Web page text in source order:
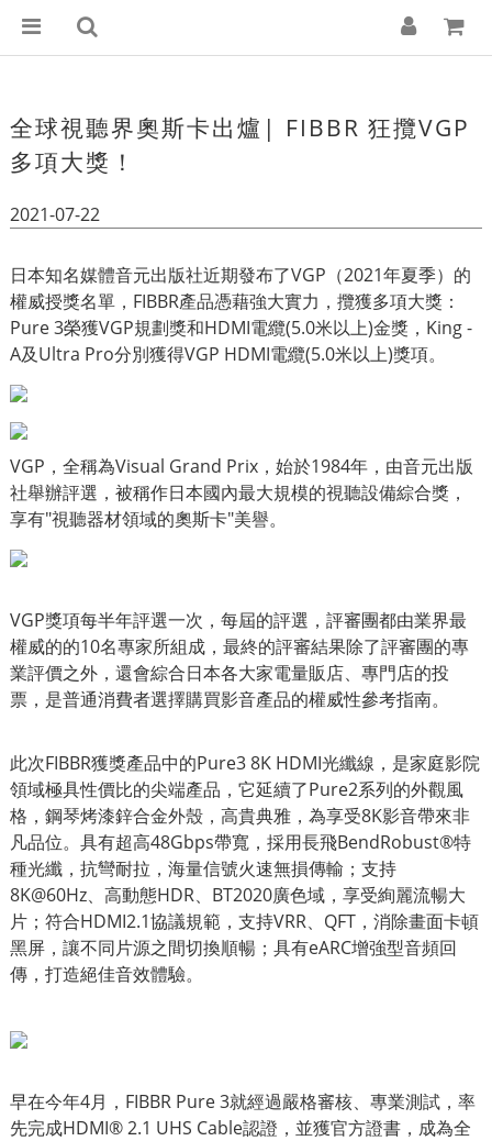
全球視聽界奧斯卡出爐| FIBBR 狂攬VGP
多項大獎！
2021-07-22
日本知名媒體音元出版社近期發布了VGP（2021年夏季）的
權威授獎名單，FIBBR產品憑藉強大實力，攬獲多項大獎：
Pure 3榮獲VGP規劃獎和HDMI電纜(5.0米以上)金獎，King -
A及Ultra Pro分別獲得VGP HDMI電纜(5.0米以上)獎項。
VGP，全稱為Visual Grand Prix​​，始於1984年，由音元出版
社舉辦評選，被稱作日本國內最大規模的視聽設備綜合獎，
享有"視聽器材領域的奧斯卡"美譽。
VGP獎項每半年評選一次，每屆的評選，評審團都由業界最
權威的的10名專家所組成，最終的評審結果除了評審團的專
業評價之外，還會綜合日本各大家電量販店、專門店的投
票，是普通消費者選擇購買影音產品的權威性參考指南。
此次FIBBR獲獎產品中的Pure3 8K HDMI光纖線，是家庭影院
領域極具性價比的尖端產品，它延續了Pure2系列的外觀風
格，鋼琴烤漆鋅合金外殼，高貴典雅，為享受8K影音帶來非
凡品位。具有超高48Gbps帶寬，採用長飛BendRobust®特
種光纖，抗彎耐拉，海量信號火速無損傳輸；支持
8K@60Hz、高動態HDR、BT2020廣色域，享受絢麗流暢大
片；符合HDMI2.1協議規範，支持VRR、QFT，消除畫面卡頓
黑屏，讓不同片源之間切換順暢；具有eARC增強型音頻回
傳，打造絕佳音效體驗。
早在今年4月，FIBBR Pure 3就經過嚴格審核、專業測試，率
先完成HDMI® 2.1 UHS Cable認證，並獲官方證書，成為全